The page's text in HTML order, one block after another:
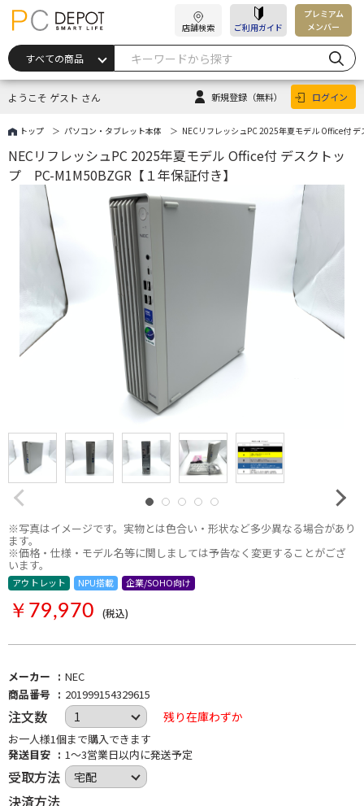
店舗検索 ご利用ガイド
プレミアム
メンバー
ようこそ ゲスト さん 新規登録 （無料） ログイン
トップ パソコン・タブレット本体 NECリフレッシュPC 2025年夏モデル Office付
※写真はイメージです。実物とは色合い・形状など多少異なる場合があり
ます。
※価格・仕様・モデル名等に関しましては予告なく変更することがござ
います。
NECリフレッシュPC 2025年夏モデル Office付 デスクトッ
プ PC-M1M50BZGR【１年保証付き】
アウトレット NPU搭載 企業/SOHO向け
￥79,970 (税込)
メーカー
NEC
商品番号
201999154329615
注文数 残り在庫わずか
お一人様1個まで購入できます
発送目安
1～3営業日以内に発送予定
受取方法
決済方法